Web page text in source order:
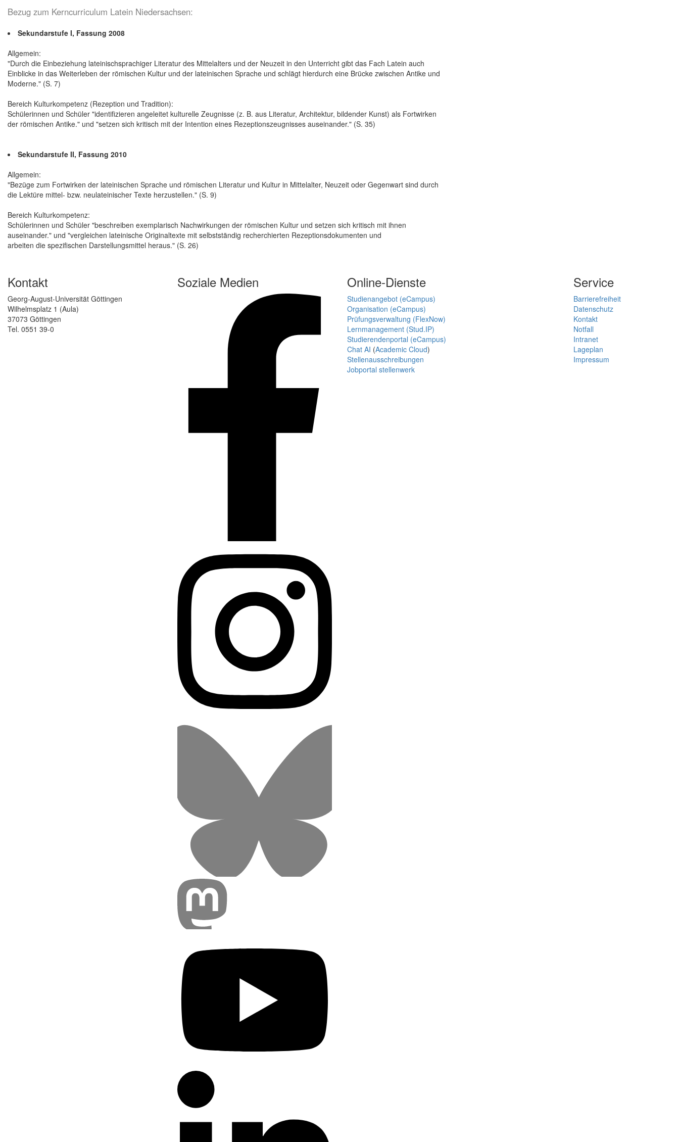
Bezug zum Kerncurriculum Latein Niedersachsen:
Sekundarstufe I, Fassung 2008
Allgemein:
"Durch die Einbeziehung lateinischsprachiger Literatur des Mittelalters und der Neuzeit in den Unterricht gibt das Fach Latein auch
Einblicke in das Weiterleben der römischen Kultur und der lateinischen Sprache und schlägt hierdurch eine Brücke zwischen Antike und
Moderne." (S. 7)
Bereich Kulturkompetenz (Rezeption und Tradition):
Schülerinnen und Schüler "identifizieren angeleitet kulturelle Zeugnisse (z. B. aus Literatur, Architektur, bildender Kunst) als Fortwirken
der römischen Antike." und "setzen sich kritisch mit der Intention eines Rezeptionszeugnisses auseinander." (S. 35)
Sekundarstufe II, Fassung 2010
Allgemein:
"Bezüge zum Fortwirken der lateinischen Sprache und römischen Literatur und Kultur in Mittelalter, Neuzeit oder Gegenwart sind durch
die Lektüre mittel- bzw. neulateinischer Texte herzustellen." (S. 9)
Bereich Kulturkompetenz:
Schülerinnen und Schüler "beschreiben exemplarisch Nachwirkungen der römischen Kultur und setzen sich kritisch mit ihnen
auseinander." und "vergleichen lateinische Originaltexte mit selbstständig recherchierten Rezeptionsdokumenten und
arbeiten die spezifischen Darstellungsmittel heraus." (S. 26)
Kontakt
Georg-August-Universität Göttingen
Wilhelmsplatz 1 (Aula)
37073 Göttingen
Tel. 0551 39-0
Soziale Medien Online-Dienste
Studienangebot (eCampus)
Organisation (eCampus)
Prüfungsverwaltung (FlexNow)
Lernmanagement (Stud.IP)
Studierendenportal (eCampus)
Chat AI (Academic Cloud)
Stellenausschreibungen
Jobportal stellenwerk
Service
Barrierefreiheit
Datenschutz
Kontakt
Notfall
Intranet
Lageplan
Impressum